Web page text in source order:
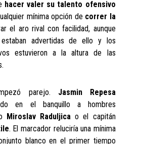
hacer valer su talento ofensivo
mínima opción de correr la
el aro rival con facilidad, aunque
advertidas de ello y los
estuvieron a la altura de las
parejo. Jasmin Repesa
en el banquillo a hombres
Miroslav Raduljica o el capitán
. El marcador reluciría una mínima
blanco en el primer tiempo